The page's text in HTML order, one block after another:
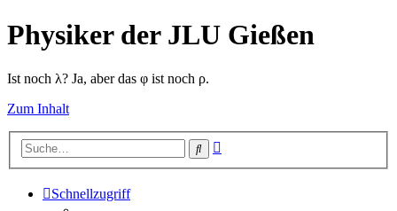
Physiker der JLU Gießen
Ist noch λ? Ja, aber das φ ist noch ρ.
Zum Inhalt
Suche
Schnellzugriff